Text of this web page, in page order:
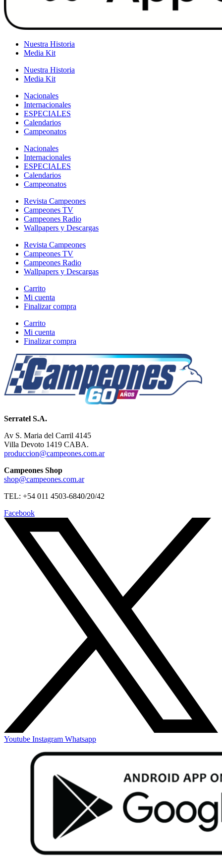
Nuestra Historia
Media Kit
Nuestra Historia
Media Kit
Nacionales
Internacionales
ESPECIALES
Calendarios
Campeonatos
Nacionales
Internacionales
ESPECIALES
Calendarios
Campeonatos
Revista Campeones
Campeones TV
Campeones Radio
Wallpapers y Descargas
Revista Campeones
Campeones TV
Campeones Radio
Wallpapers y Descargas
Carrito
Mi cuenta
Finalizar compra
Carrito
Mi cuenta
Finalizar compra
Serratel S.A.
Av S. Maria del Carril 4145
Villa Devoto 1419 CABA.
produccion@campeones.com.ar
Campeones Shop
shop@campeones.com.ar
TEL: +54 011 4503-6840/20/42
Facebook
Youtube Instagram Whatsapp